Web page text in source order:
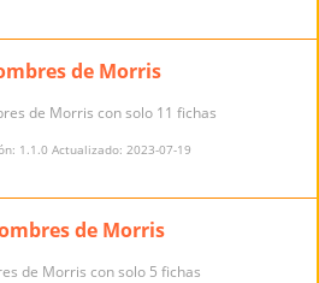
de Morris
de Morris con solo 11 fichas
1.1.0 Actualizado: 2023-07-19
de Morris
de Morris con solo 5 fichas